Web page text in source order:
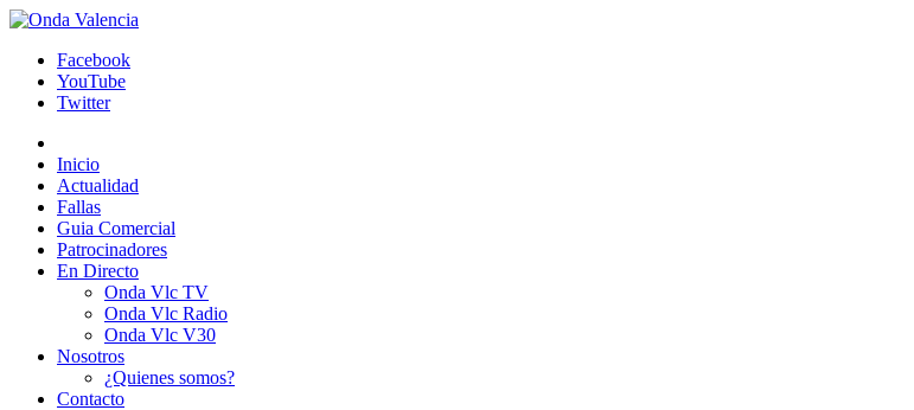
Facebook
YouTube
Twitter
Inicio
Actualidad
Fallas
Guia Comercial
Patrocinadores
En Directo
Onda Vlc TV
Onda Vlc Radio
Onda Vlc V30
Nosotros
¿Quienes somos?
Contacto